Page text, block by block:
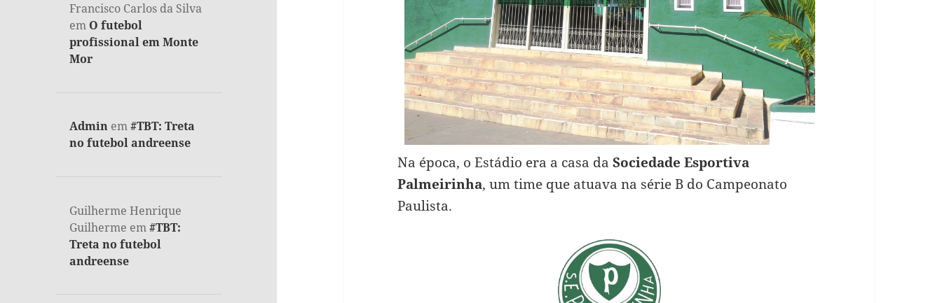
Francisco Carlos da Silva
em O futebol
profissional em Monte
Mor
Admin em#TBT: Treta
no futebol andreense
Guilherme Henrique
Guilherme em#TBT:
Treta no futebol
andreense
Na época, o Estádio era a casa da Sociedade Esportiva
Palmeirinha, um time que atuava na série B do Campeonato
Paulista.